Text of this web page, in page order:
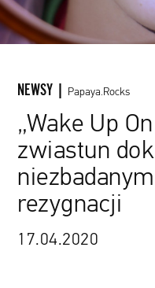
NEWSY | Papaya.Rocks
„Wake Up
zwiastun
rezygnacji
17.04.2020